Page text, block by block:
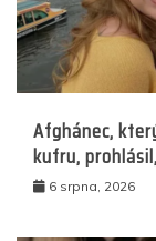
Afghánec,
kufru,
6 srpna, 2026